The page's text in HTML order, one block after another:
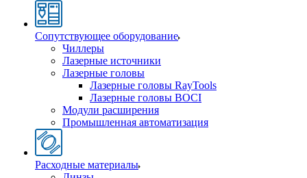
Сопутствующее оборудование
Чиллеры
Лазерные источники
Лазерные головы
Лазерные головы RayTools
Лазерные головы BOCI
Модули расширения
Промышленная автоматизация
Расходные материалы